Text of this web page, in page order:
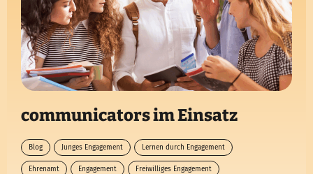
communicators im Einsatz
Blog Junges Engagement Lernen durch Engagement
Ehrenamt Engagement Freiwilliges Engagement